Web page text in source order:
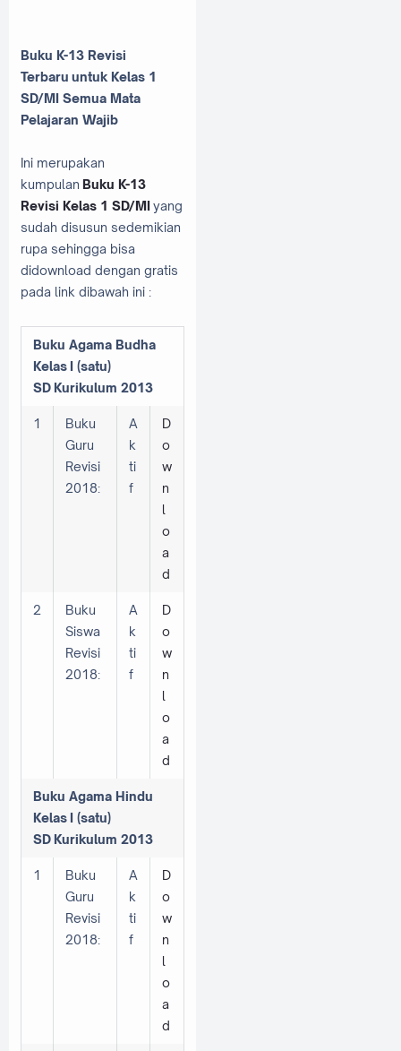
Buku K-13 Revisi
Terbaru untuk Kelas 1
SD/MI Semua Mata
Pelajaran Wajib
Ini merupakan
kumpulan Buku K-13
Revisi Kelas 1 SD/MIyang
sudah disusun sedemikian
rupa sehingga bisa
didownload dengan gratis
pada link dibawah ini :
Buku Agama Budha
Kelas I (satu)
SD Kurikulum 2013
1
Buku
Guru
Revisi
2018:
A
k
ti
f
D
o
w
n
l
o
a
d
2
Buku
Siswa
Revisi
2018:
A
k
ti
f
D
o
w
n
l
o
a
d
Buku Agama Hindu
Kelas I (satu)
SD Kurikulum 2013
1
Buku
Guru
Revisi
2018:
A
k
ti
f
D
o
w
n
l
o
a
d